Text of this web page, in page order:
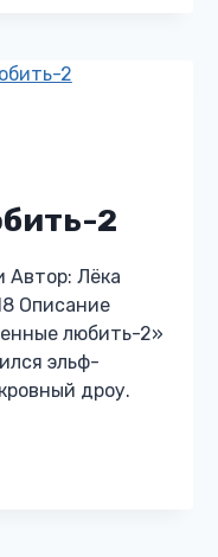
2
Автор: Лёка
Описание
любить-2»
эльф-
дроу.